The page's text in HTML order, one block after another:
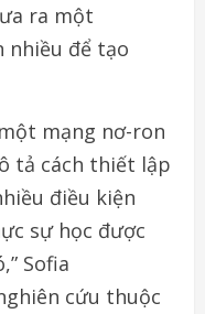
ra một
nhiều để tạo
mạng nơ-ron
tả cách thiết lập
điều kiện
sự học được
Sofia
cứu thuộc